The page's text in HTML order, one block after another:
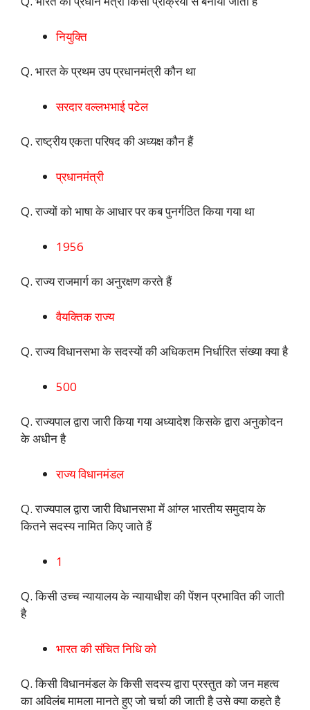
नियुक्ति
Q. भारत के प्रथम उप प्रधानमंत्री कौन था
सरदार वल्लभभाई पटेल
Q. राष्ट्रीय एकता परिषद की अध्यक्ष कौन हैं
प्रधानमंत्री
Q. राज्यों को भाषा के आधार पर कब पुनर्गठित किया गया था
1956
Q. राज्य राजमार्ग का अनुरक्षण करते हैं
वैयक्तिक राज्य
Q. राज्य विधानसभा के सदस्यों की अधिकतम निर्धारित संख्या क्या है
500
Q. राज्यपाल द्वारा जारी किया गया अध्यादेश किसके द्वारा अनुकोदन
के अधीन है
राज्य विधानमंडल
Q. राज्यपाल द्वारा जारी विधानसभा में आंग्ल भारतीय समुदाय के
कितने सदस्य नामित किए जाते हैं
1
Q. किसी उच्च न्यायालय के न्यायाधीश की पेंशन प्रभावित की जाती
है
भारत की संचित निधि को
Q. किसी विधानमंडल के किसी सदस्य द्वारा प्रस्तुत को जन महत्व
का अविलंब मामला मानते हुए जो चर्चा की जाती है उसे क्या कहते है